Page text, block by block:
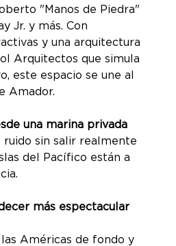
"Manos de Piedra"
Jr. y más. Con
y una arquitectura
Arquitectos que simula
este espacio se une al
Amador.
una marina privada
ruido sin salir realmente
del Pacífico están a
más espectacular
Américas de fondo y